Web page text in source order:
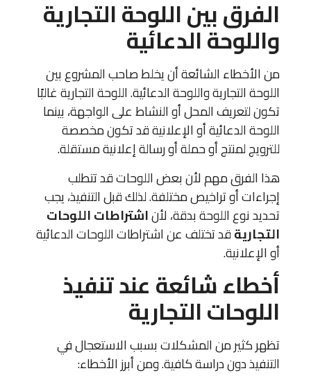
الفرق بين اللوحة التجارية
واللوحة الدعائية
من الأخطاء الشائعة أن يخلط صاحب المشروع بين
اللوحة التجارية واللوحة الدعائية. اللوحة التجارية غالبًا
تكون لتعريف المحل أو النشاط على الواجهة، بينما
اللوحة الدعائية أو الإعلانية قد تكون مخصصة
للترويج لمنتج أو حملة أو رسالة إعلانية مستقلة.
هذا الفرق مهم لأن بعض اللوحات قد تتطلب
إجراءات أو تراخيص مختلفة. لذلك قبل التنفيذ، يجب
تحديد نوع اللوحة بدقة، لأناشتراطات اللوحات
التجاريةقد تختلف عن اشتراطات اللوحات الدعائية
أو الإعلانية.
أخطاء شائعة عند تنفيذ
اللوحات التجارية
تظهر كثير من المشكلات بسبب الاستعجال في
التنفيذ دون دراسة كافية. ومن أبرز الأخطاء: